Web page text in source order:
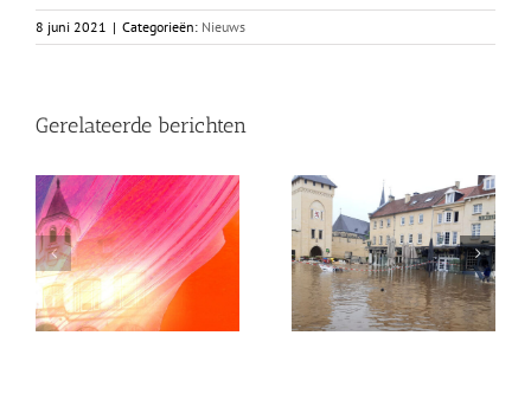
8 juni 2021 | Categorieën: Nieuws
Gerelateerde berichten